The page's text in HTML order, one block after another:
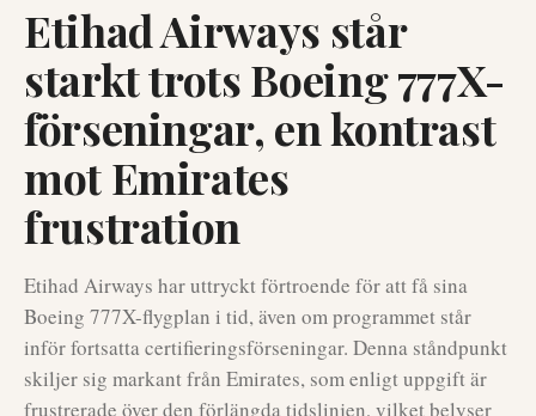
Etihad Airways står
starkt trots Boeing 777X-
förseningar, en kontrast
mot Emirates
frustration
Etihad Airways har uttryckt förtroende för att få sina
Boeing 777X-flygplan i tid, även om programmet står
inför fortsatta certifieringsförseningar. Denna ståndpunkt
skiljer sig markant från Emirates, som enligt uppgift är
frustrerade över den förlängda tidslinjen, vilket belyser